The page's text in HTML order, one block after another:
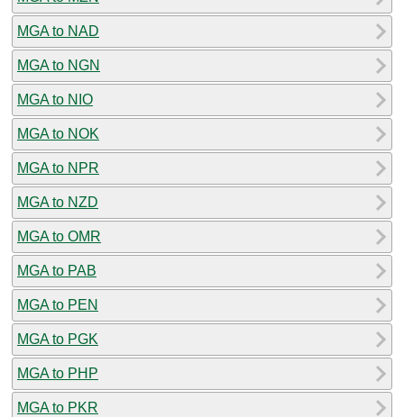
MGA to NAD
MGA to NGN
MGA to NIO
MGA to NOK
MGA to NPR
MGA to NZD
MGA to OMR
MGA to PAB
MGA to PEN
MGA to PGK
MGA to PHP
MGA to PKR